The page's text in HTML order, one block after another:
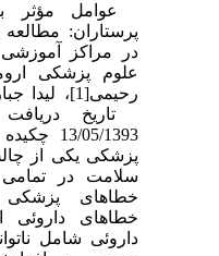
عوامل مؤثر بر
پرستاران: مطالعه
در مراکز آموزشی
13/05/1393
پزشکی یکی از
سلامت در تمامی
خطاهای پزشکی
خطاهای داروئی
داروئی شامل